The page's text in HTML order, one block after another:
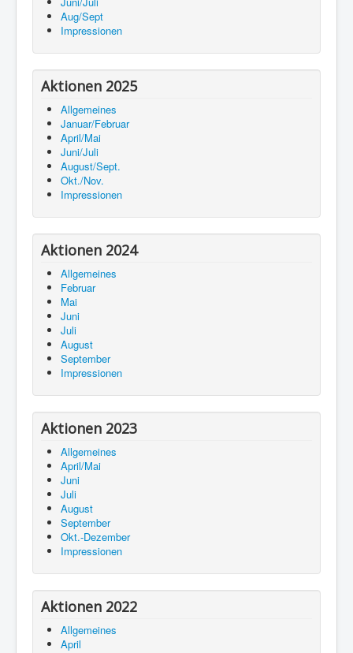
Aug/Sept
Impressionen
Aktionen 2025
Allgemeines
Januar/Februar
April/Mai
Juni/Juli
August/Sept.
Okt./Nov.
Impressionen
Aktionen 2024
Allgemeines
Februar
Mai
Juni
Juli
August
September
Impressionen
Aktionen 2023
Allgemeines
April/Mai
Juni
Juli
August
September
Okt.-Dezember
Impressionen
Aktionen 2022
Allgemeines
April